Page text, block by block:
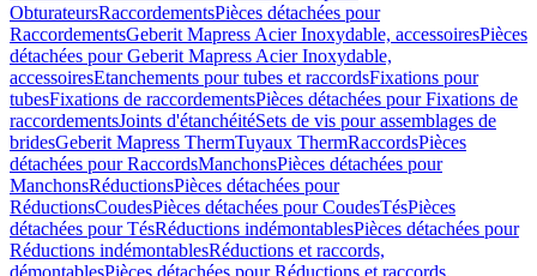
ObturateursRaccordementsPièces détachées pour
RaccordementsGeberit Mapress Acier Inoxydable, accessoiresPièces
détachées pour Geberit Mapress Acier Inoxydable,
accessoiresEtanchements pour tubes et raccordsFixations pour
tubesFixations de raccordementsPièces détachées pour Fixations de
raccordementsJoints d'étanchéitéSets de vis pour assemblages de
bridesGeberit Mapress ThermTuyaux ThermRaccordsPièces
détachées pour RaccordsManchonsPièces détachées pour
ManchonsRéductionsPièces détachées pour
RéductionsCoudesPièces détachées pour CoudesTésPièces
détachées pour TésRéductions indémontablesPièces détachées pour
Réductions indémontablesRéductions et raccords,
démontablesPièces détachées pour Réductions et raccords,